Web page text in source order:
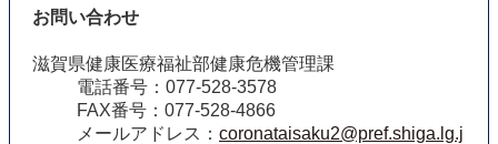
お問い合わせ
滋賀県健康医療福祉部健康危機管理課
電話番号：077-528-3578
FAX番号：077-528-4866
メールアドレス： coronataisaku2@pref.shiga.lg.j